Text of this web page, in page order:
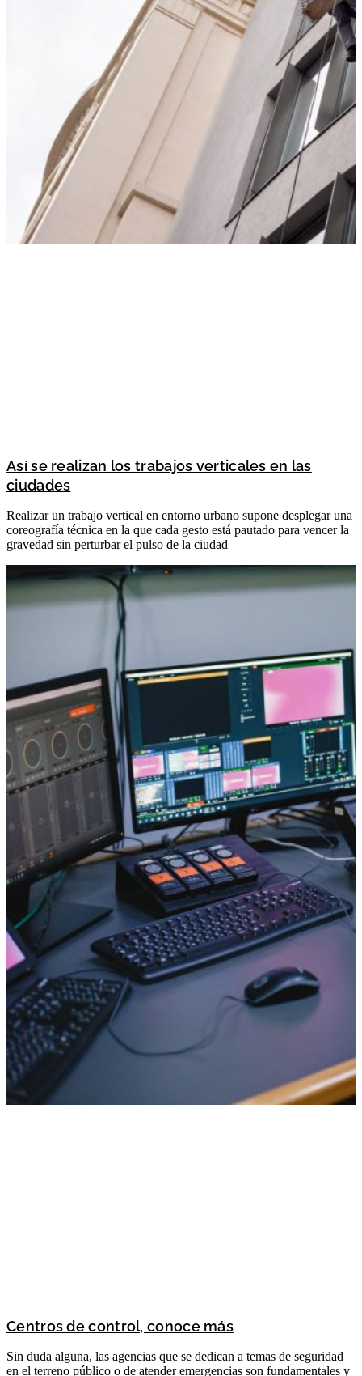
Así se realizan los trabajos verticales en las
ciudades
Realizar un trabajo vertical en entorno urbano supone desplegar una
coreografía técnica en la que cada gesto está pautado para vencer la
gravedad sin perturbar el pulso de la ciudad
Centros de control, conoce más
Sin duda alguna, las agencias que se dedican a temas de seguridad
en el terreno público o de atender emergencias son fundamentales y